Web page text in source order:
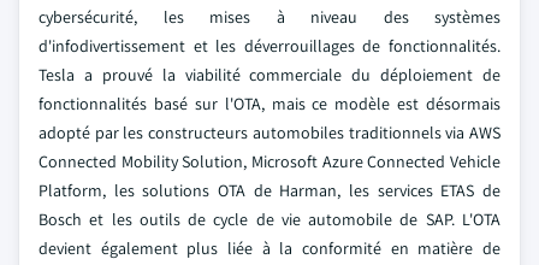
cybersécurité, les mises à niveau des systèmes
d'infodivertissement et les déverrouillages de fonctionnalités.
Tesla a prouvé la viabilité commerciale du déploiement de
fonctionnalités basé sur l'OTA, mais ce modèle est désormais
adopté par les constructeurs automobiles traditionnels via AWS
Connected Mobility Solution, Microsoft Azure Connected Vehicle
Platform, les solutions OTA de Harman, les services ETAS de
Bosch et les outils de cycle de vie automobile de SAP. L'OTA
devient également plus liée à la conformité en matière de